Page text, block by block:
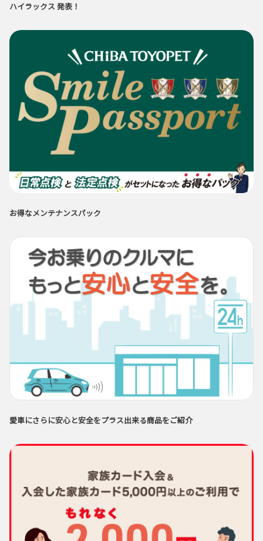
ハイラックス 発表！
お得なメンテナンスパック
愛車にさらに安心と安全をプラス出来る商品をご紹介